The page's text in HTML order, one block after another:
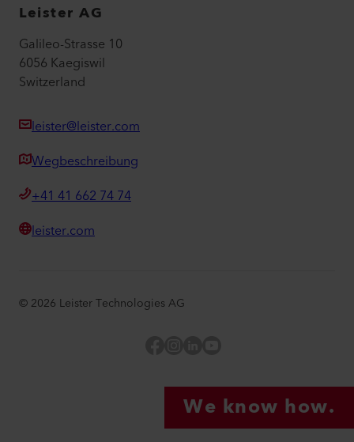
Leister AG
Galileo-Strasse 10
6056 Kaegiswil
Switzerland
leister@leister.com
Wegbeschreibung
+41 41 662 74 74
leister.com
© 2026 Leister Technologies AG
We know how.